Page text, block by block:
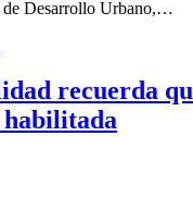
de Desarrollo Urbano,…
recuerda
habilitada